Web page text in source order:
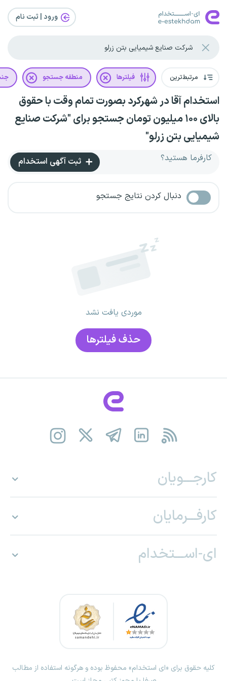
ورود | ثبت‌ نام
مرتبط‌ترین فیلترها منطقه جستجو
استخدام آقا در شهرکرد بصورت تمام وقت با حقوق
بالای ۱۰۰ میلیون تومان جستجو برای "شرکت صنایع
شیمیایی بتن زرلو"
کارفرما هستید؟ ثبت آگهی استخدام
دنبال کردن نتایج جستجو
موردی یافت نشد
حذف فیلتر‌ها
کارجـــویان
کارفـــرمایان
ای-اســـتخدام
کلیه حقوق برای «ای استخدام» محفوظ بوده و هرگونه استفاده از مطالب